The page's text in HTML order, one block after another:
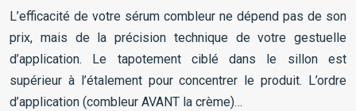
L’efficacité de votre sérum combleur ne dépend pas de son
prix, mais de la précision technique de votre gestuelle
d’application. Le tapotement ciblé dans le sillon est
supérieur à l’étalement pour concentrer le produit. L’ordre
d’application (combleur AVANT la crème)…